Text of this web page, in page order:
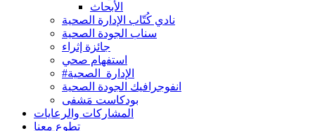
الأبحاث
نادي كُتّاب الإدارة الصحية
سناب الجودة الصحية
جائزة إثراء
استفهام صحي
#الإدارة_الصحية
انفوجرافيك الجودة الصحية
بودكاست مَشفى
المشاركات والرعايات
تطوع معنا